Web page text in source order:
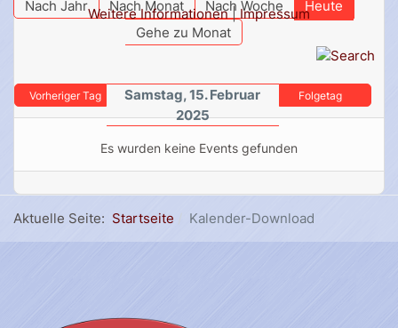
Nach Jahr Nach Monat Nach Woche
Heute
Gehe zu Monat
Vorheriger Tag
Samstag, 15. Februar
2025
Folgetag
Es wurden keine Events gefunden
Aktuelle Seite: Startseite Kalender-Download
Weitere Informationen| Impressum